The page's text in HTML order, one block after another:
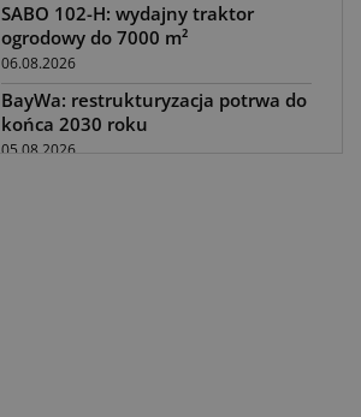
SABO 102-H: wydajny traktor
ogrodowy do 7000 m²
06.08.2026
BayWa: restrukturyzacja potrwa do
końca 2030 roku
05.08.2026